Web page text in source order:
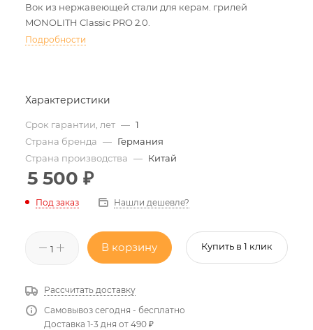
Вок из нержавеющей стали для керам. грилей
MONOLITH Classic PRO 2.0.
Подробности
Характеристики
Срок гарантии, лет — 1
Страна бренда — Германия
Страна производства — Китай
5 500 ₽
Под заказ Нашли дешевле?
В корзину Купить в 1 клик
Рассчитать доставку
Самовывоз сегодня - бесплатно
Доставка 1-3 дня от 490 ₽